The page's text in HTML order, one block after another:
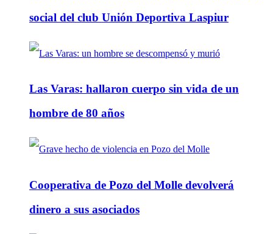
social del club Unión Deportiva Laspiur
Las Varas: hallaron cuerpo sin vida de un
hombre de 80 años
Cooperativa de Pozo del Molle devolverá
dinero a sus asociados